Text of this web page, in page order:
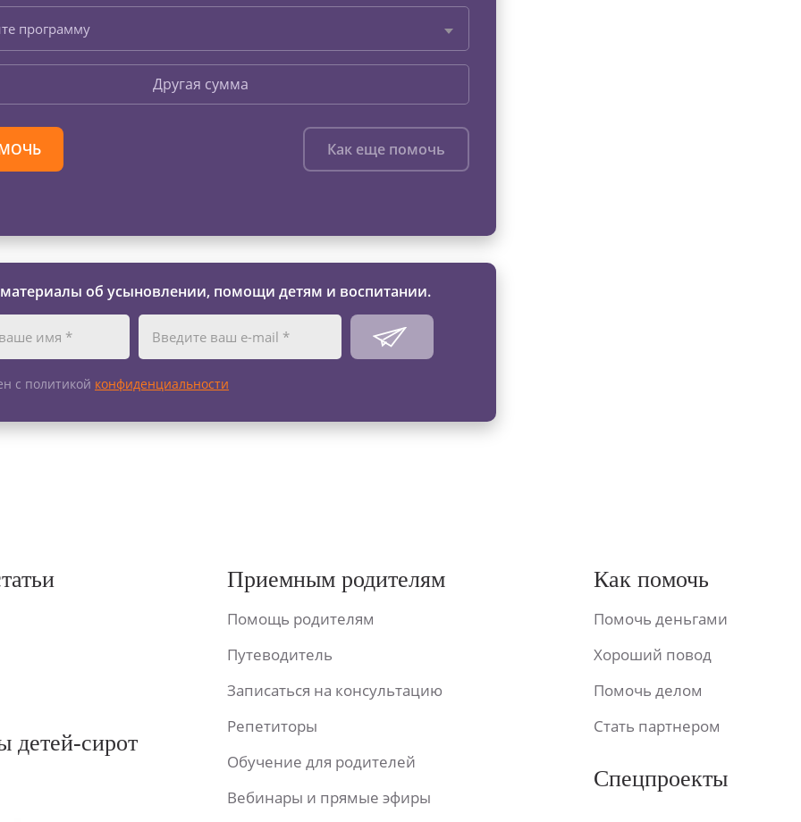
программу
Другая сумма
Как еще помочь
об усыновлении, помощи детям и воспитании.
с политикой конфиденциальности
детей-сирот
Приемным родителям
Помощь родителям
Путеводитель
Записаться на консультацию
Репетиторы
Обучение для родителей
Вебинары и прямые эфиры
Как помочь
Помочь деньгами
Хороший повод
Помочь делом
Стать партнером
Спецпроекты